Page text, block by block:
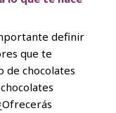
definir
que te
de chocolates